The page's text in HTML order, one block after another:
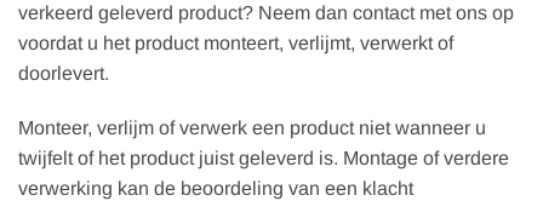
verkeerd geleverd product? Neem dan contact met ons op
voordat u het product monteert, verlijmt, verwerkt of
doorlevert.
Monteer, verlijm of verwerk een product niet wanneer u
twijfelt of het product juist geleverd is. Montage of verdere
verwerking kan de beoordeling van een klacht